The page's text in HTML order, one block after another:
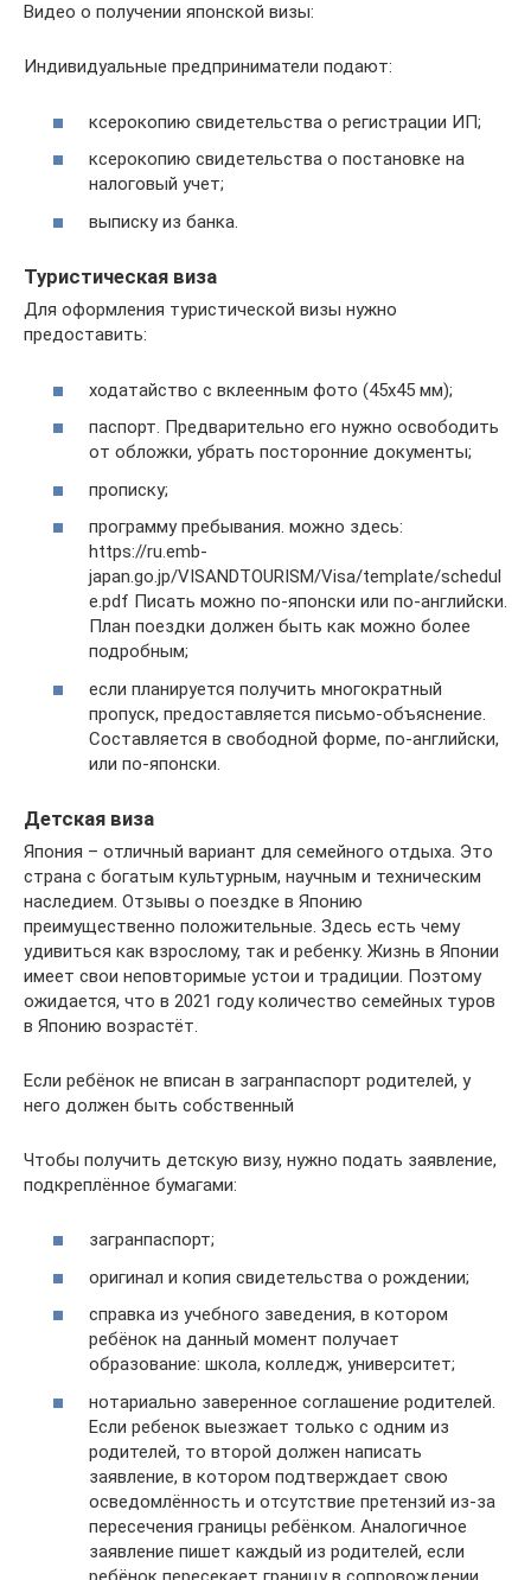
Видео о получении японской визы:
Индивидуальные предприниматели подают:
ксерокопию свидетельства о регистрации ИП;
ксерокопию свидетельства о постановке на
налоговый учет;
выписку из банка.
Туристическая виза
Для оформления туристической визы нужно
предоставить:
ходатайство с вклеенным фото (45х45 мм);
паспорт. Предварительно его нужно освободить
от обложки, убрать посторонние документы;
прописку;
программу пребывания. можно здесь:
https://ru.emb-
japan.go.jp/VISANDTOURISM/Visa/template/schedul
e.pdf Писать можно по-японски или по-английски.
План поездки должен быть как можно более
подробным;
если планируется получить многократный
пропуск, предоставляется письмо-объяснение.
Составляется в свободной форме, по-английски,
или по-японски.
Детская виза
Япония – отличный вариант для семейного отдыха. Это
страна с богатым культурным, научным и техническим
наследием. Отзывы о поездке в Японию
преимущественно положительные. Здесь есть чему
удивиться как взрослому, так и ребенку. Жизнь в Японии
имеет свои неповторимые устои и традиции. Поэтому
ожидается, что в 2021 году количество семейных туров
в Японию возрастёт.
Если ребёнок не вписан в загранпаспорт родителей, у
него должен быть собственный
Чтобы получить детскую визу, нужно подать заявление,
подкреплённое бумагами:
загранпаспорт;
оригинал и копия свидетельства о рождении;
справка из учебного заведения, в котором
ребёнок на данный момент получает
образование: школа, колледж, университет;
нотариально заверенное соглашение родителей.
Если ребенок выезжает только с одним из
родителей, то второй должен написать
заявление, в котором подтверждает свою
осведомлённость и отсутствие претензий из-за
пересечения границы ребёнком. Аналогичное
заявление пишет каждый из родителей, если